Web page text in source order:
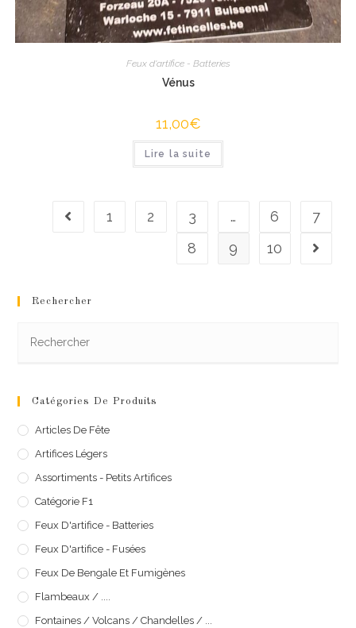
Feux d'artifice - Batteries
Vénus
11,00€
Lire la suite
1 2 3 … 6
7
8
9 10
Rechercher
Catégories De Produits
Articles De Fête
Artifices Légers
Assortiments - Petits Artifices
Catégorie F1
Feux D'artifice - Batteries
Feux D'artifice - Fusées
Feux De Bengale Et Fumigènes
Flambeaux / ....
Fontaines / Volcans / Chandelles / ...